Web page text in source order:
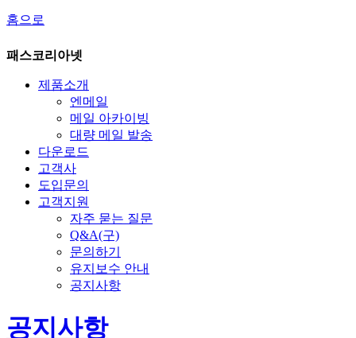
홈으로
패스코리아넷
제품소개
엔메일
메일 아카이빙
대량 메일 발송
다운로드
고객사
도입문의
고객지원
자주 묻는 질문
Q&A(구)
문의하기
유지보수 안내
공지사항
공지사항